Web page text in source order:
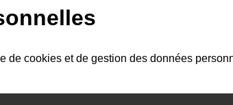
de cookies et de gestion des données